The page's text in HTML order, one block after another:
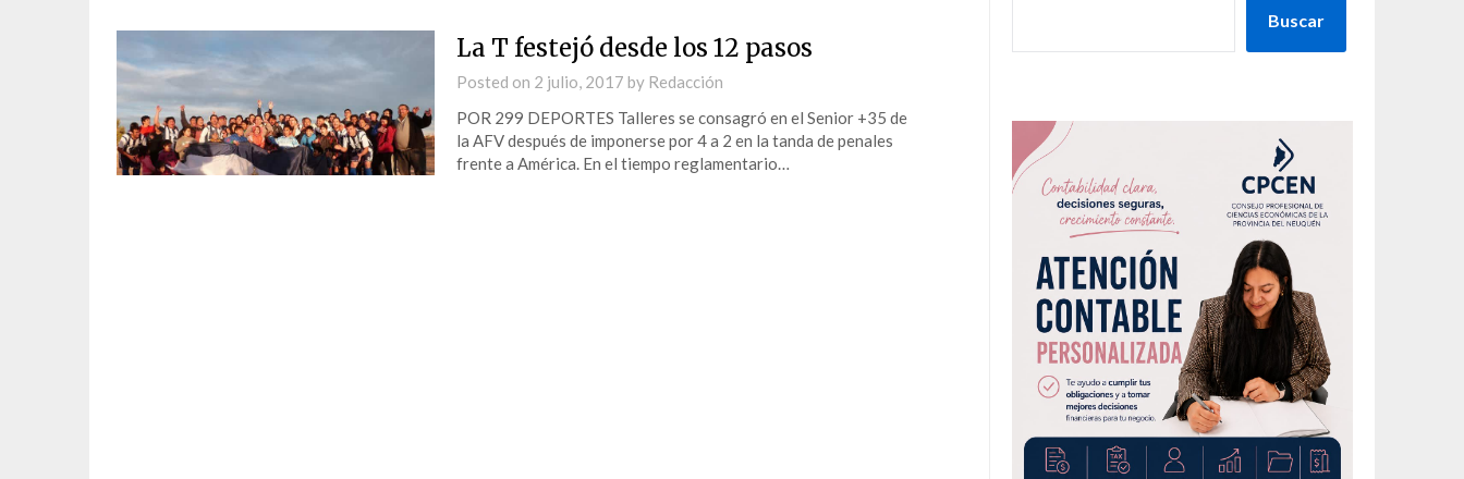
La T festejó desde los 12 pasos
Posted on 2 julio, 2017 by Redacción
POR 299 DEPORTES Talleres se consagró en el Senior +35 de
la AFV después de imponerse por 4 a 2 en la tanda de penales
frente a América. En el tiempo reglamentario…
Buscar